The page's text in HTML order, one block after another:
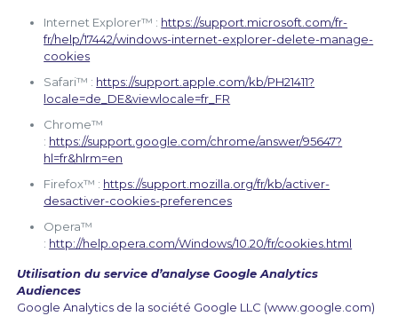
Internet Explorer™ : https://support.microsoft.com/fr-
fr/help/17442/windows-internet-explorer-delete-manage-
cookies
Safari™ : https://support.apple.com/kb/PH21411?
locale=de_DE&viewlocale=fr_FR
Chrome™
: https://support.google.com/chrome/answer/95647?
hl=fr&hlrm=en
Firefox™ : https://support.mozilla.org/fr/kb/activer-
desactiver-cookies-preferences
Opera™
: http://help.opera.com/Windows/10.20/fr/cookies.html
Utilisation du service d’analyseGoogle Analytics
Audiences
Google Analytics de la société Google LLC (www.google.com)